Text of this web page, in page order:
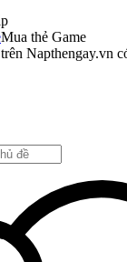
Mua thẻ Game
Napthengay.vn